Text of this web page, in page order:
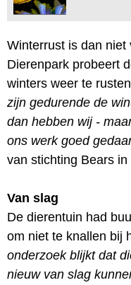
Winterrust is dan
Dierenpark probeert
winters weer te
zijn gedurende de
dan hebben wij -
ons werk goed
van stichting Bears in
Van slag
De dierentuin had
om niet te knallen bij
onderzoek blijkt dat
nieuw van slag